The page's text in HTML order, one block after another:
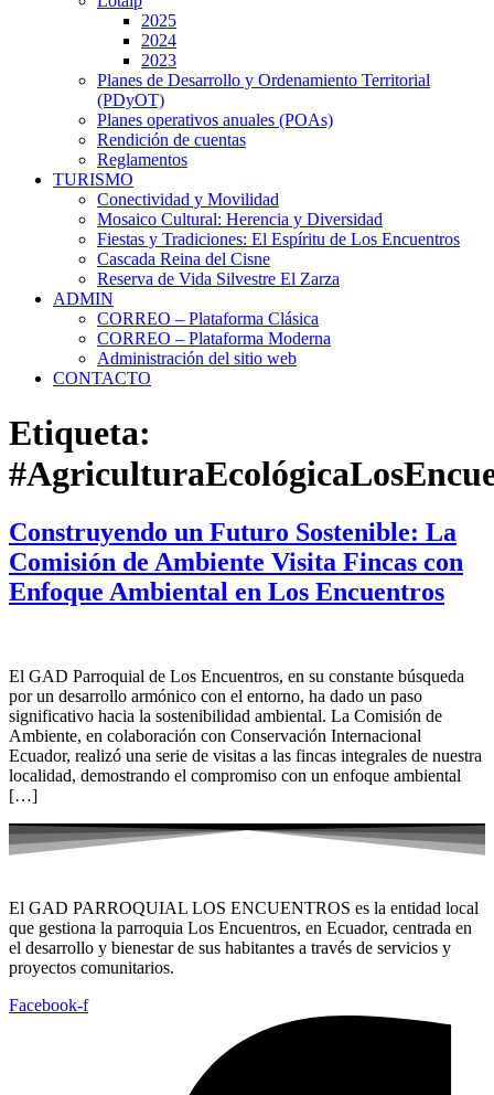
2025
2024
2023
Planes de Desarrollo y Ordenamiento Territorial
(PDyOT)
Planes operativos anuales (POAs)
Rendición de cuentas
Reglamentos
TURISMO
Conectividad y Movilidad
Mosaico Cultural: Herencia y Diversidad
Fiestas y Tradiciones: El Espíritu de Los Encuentros
Cascada Reina del Cisne
Reserva de Vida Silvestre El Zarza
ADMIN
CORREO – Plataforma Clásica
CORREO – Plataforma Moderna
Administración del sitio web
CONTACTO
Etiqueta:
Construyendo un Futuro Sostenible: La
Comisión de Ambiente Visita Fincas con
Enfoque Ambiental en Los Encuentros
El GAD Parroquial de Los Encuentros, en su constante búsqueda
por un desarrollo armónico con el entorno, ha dado un paso
significativo hacia la sostenibilidad ambiental. La Comisión de
Ambiente, en colaboración con Conservación Internacional
Ecuador, realizó una serie de visitas a las fincas integrales de nuestra
localidad, demostrando el compromiso con un enfoque ambiental
[…]
El GAD PARROQUIAL LOS ENCUENTROS es la entidad local
que gestiona la parroquia Los Encuentros, en Ecuador, centrada en
el desarrollo y bienestar de sus habitantes a través de servicios y
proyectos comunitarios.
Facebook-f